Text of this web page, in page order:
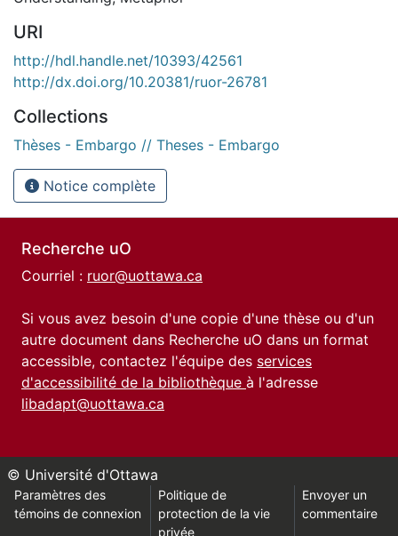
URI
http://hdl.handle.net/10393/42561
http://dx.doi.org/10.20381/ruor-26781
Collections
Thèses - Embargo // Theses - Embargo
Notice complète
Recherche uO
Courriel : ruor@uottawa.ca
Si vous avez besoin d'une copie d'une thèse ou d'un
autre document dans Recherche uO dans un format
accessible, contactez l'équipe des services
d'accessibilité de la bibliothèque à l'adresse
libadapt@uottawa.ca
© Université d'Ottawa
Paramètres des
témoins de connexion
Politique de
protection de la vie
privée
Envoyer un
commentaire